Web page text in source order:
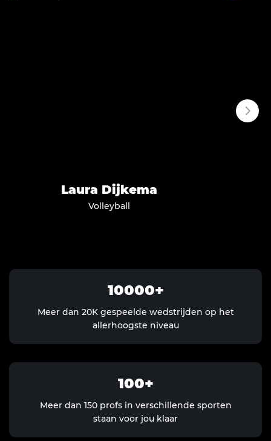
Laura Dijkema
Volleyball
10000
Meer dan 20K gespeelde wedstrijden op het
allerhoogste niveau
100
Meer dan 150 profs in verschillende sporten
staan voor jou klaar